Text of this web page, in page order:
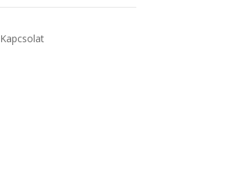
Kapcsolat